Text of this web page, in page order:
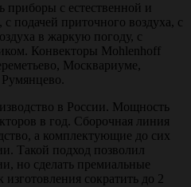
приборы с естественной и
подачей приточного воздуха, с
в жаркую погоду, с
Конвекторы Mohlenhoff
Москвариуме,
в России. Мощность
в год. Сборочная линия
а комплектующие до сих
Такой подход позволил
но сделать премиальные
сократить до 2